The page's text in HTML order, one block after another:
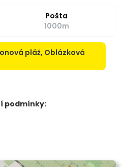
Pošta
1000m
pláž, Oblázková
podmínky: